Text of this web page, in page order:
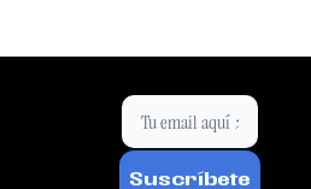
Suscríbete